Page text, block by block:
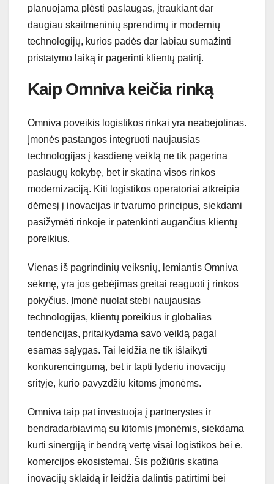
planuojama plėsti paslaugas, įtraukiant dar
daugiau skaitmeninių sprendimų ir modernių
technologijų, kurios padės dar labiau sumažinti
pristatymo laiką ir pagerinti klientų patirtį.
Kaip Omniva keičia rinką
Omniva poveikis logistikos rinkai yra neabejotinas.
Įmonės pastangos integruoti naujausias
technologijas į kasdienę veiklą ne tik pagerina
paslaugų kokybę, bet ir skatina visos rinkos
modernizaciją. Kiti logistikos operatoriai atkreipia
dėmesį į inovacijas ir tvarumo principus, siekdami
pasižymėti rinkoje ir patenkinti augančius klientų
poreikius.
Vienas iš pagrindinių veiksnių, lemiantis Omniva
sėkmę, yra jos gebėjimas greitai reaguoti į rinkos
pokyčius. Įmonė nuolat stebi naujausias
technologijas, klientų poreikius ir globalias
tendencijas, pritaikydama savo veiklą pagal
esamas sąlygas. Tai leidžia ne tik išlaikyti
konkurencingumą, bet ir tapti lyderiu inovacijų
srityje, kurio pavyzdžiu kitoms įmonėms.
Omniva taip pat investuoja į partnerystes ir
bendradarbiavimą su kitomis įmonėmis, siekdama
kurti sinergiją ir bendrą vertę visai logistikos bei e.
komercijos ekosistemai. Šis požiūris skatina
inovacijų sklaidą ir leidžia dalintis patirtimi bei